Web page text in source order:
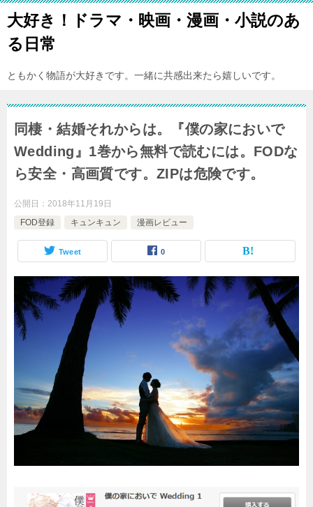
大好き！ドラマ・映画・漫画・小説のあ
る日常
ともかく物語が大好きです。一緒に共感出来たら嬉しいです。
同棲・結婚それからは。『僕の家においで
Wedding』1巻から無料で読むには。FODな
ら安全・高画質です。ZIPは危険です。
公開日： 2018年11月19日
FOD登録
キュンキュン 漫画レビュー
Tweet 0